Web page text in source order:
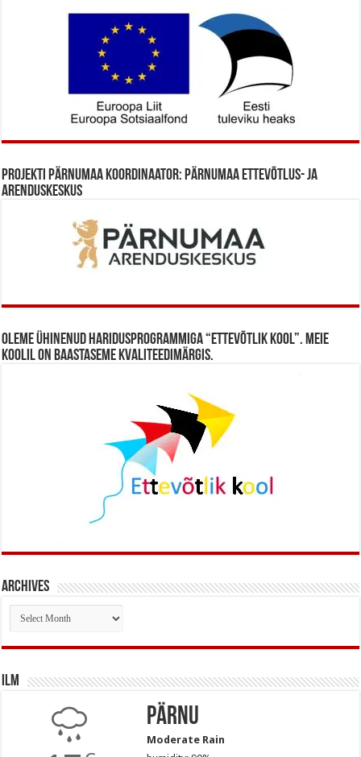
Projekti Pärnumaa koordinaator: Pärnumaa Ettevõtlus- ja
Arenduskeskus
Oleme ühinenud haridusprogrammiga “Ettevõtlik Kool”. Meie
koolil on baastaseme kvaliteedimärgis.
Archives
Archives
Ilm
Pärnu
Moderate Rain